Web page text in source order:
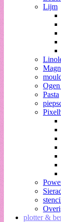
Lijm
Pasta
plotter &